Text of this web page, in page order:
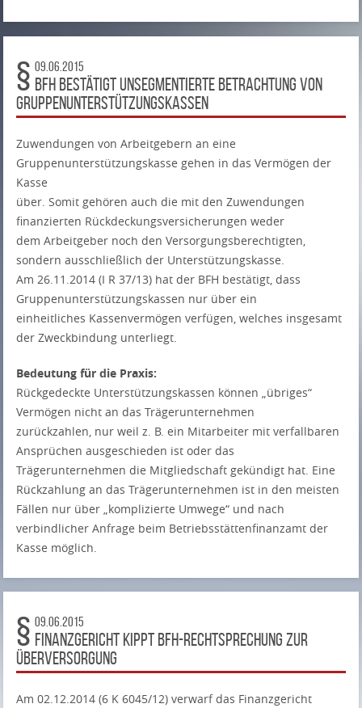
09.06.2015
BFH bestätigt unsegmentierte Betrachtung von
Gruppenunterstützungskassen
Zuwendungen von Arbeitgebern an eine
Gruppenunterstützungskasse gehen in das Vermögen der
Kasse
über. Somit gehören auch die mit den Zuwendungen
finanzierten Rückdeckungsversicherungen weder
dem Arbeitgeber noch den Versorgungsberechtigten,
sondern ausschließlich der Unterstützungskasse.
Am 26.11.2014 (I R 37/13) hat der BFH bestätigt, dass
Gruppenunterstützungskassen nur über ein
einheitliches Kassenvermögen verfügen, welches insgesamt
der Zweckbindung unterliegt.
Bedeutung für die Praxis:
Rückgedeckte Unterstützungskassen können „übriges“
Vermögen nicht an das Trägerunternehmen
zurückzahlen, nur weil z. B. ein Mitarbeiter mit verfallbaren
Ansprüchen ausgeschieden ist oder das
Trägerunternehmen die Mitgliedschaft gekündigt hat. Eine
Rückzahlung an das Trägerunternehmen ist in den meisten
Fällen nur über „komplizierte Umwege“ und nach
verbindlicher Anfrage beim Betriebsstättenfinanzamt der
Kasse möglich.
09.06.2015
Finanzgericht kippt BFH-Rechtsprechung zur
Überversorgung
Am 02.12.2014 (6 K 6045/12) verwarf das Finanzgericht